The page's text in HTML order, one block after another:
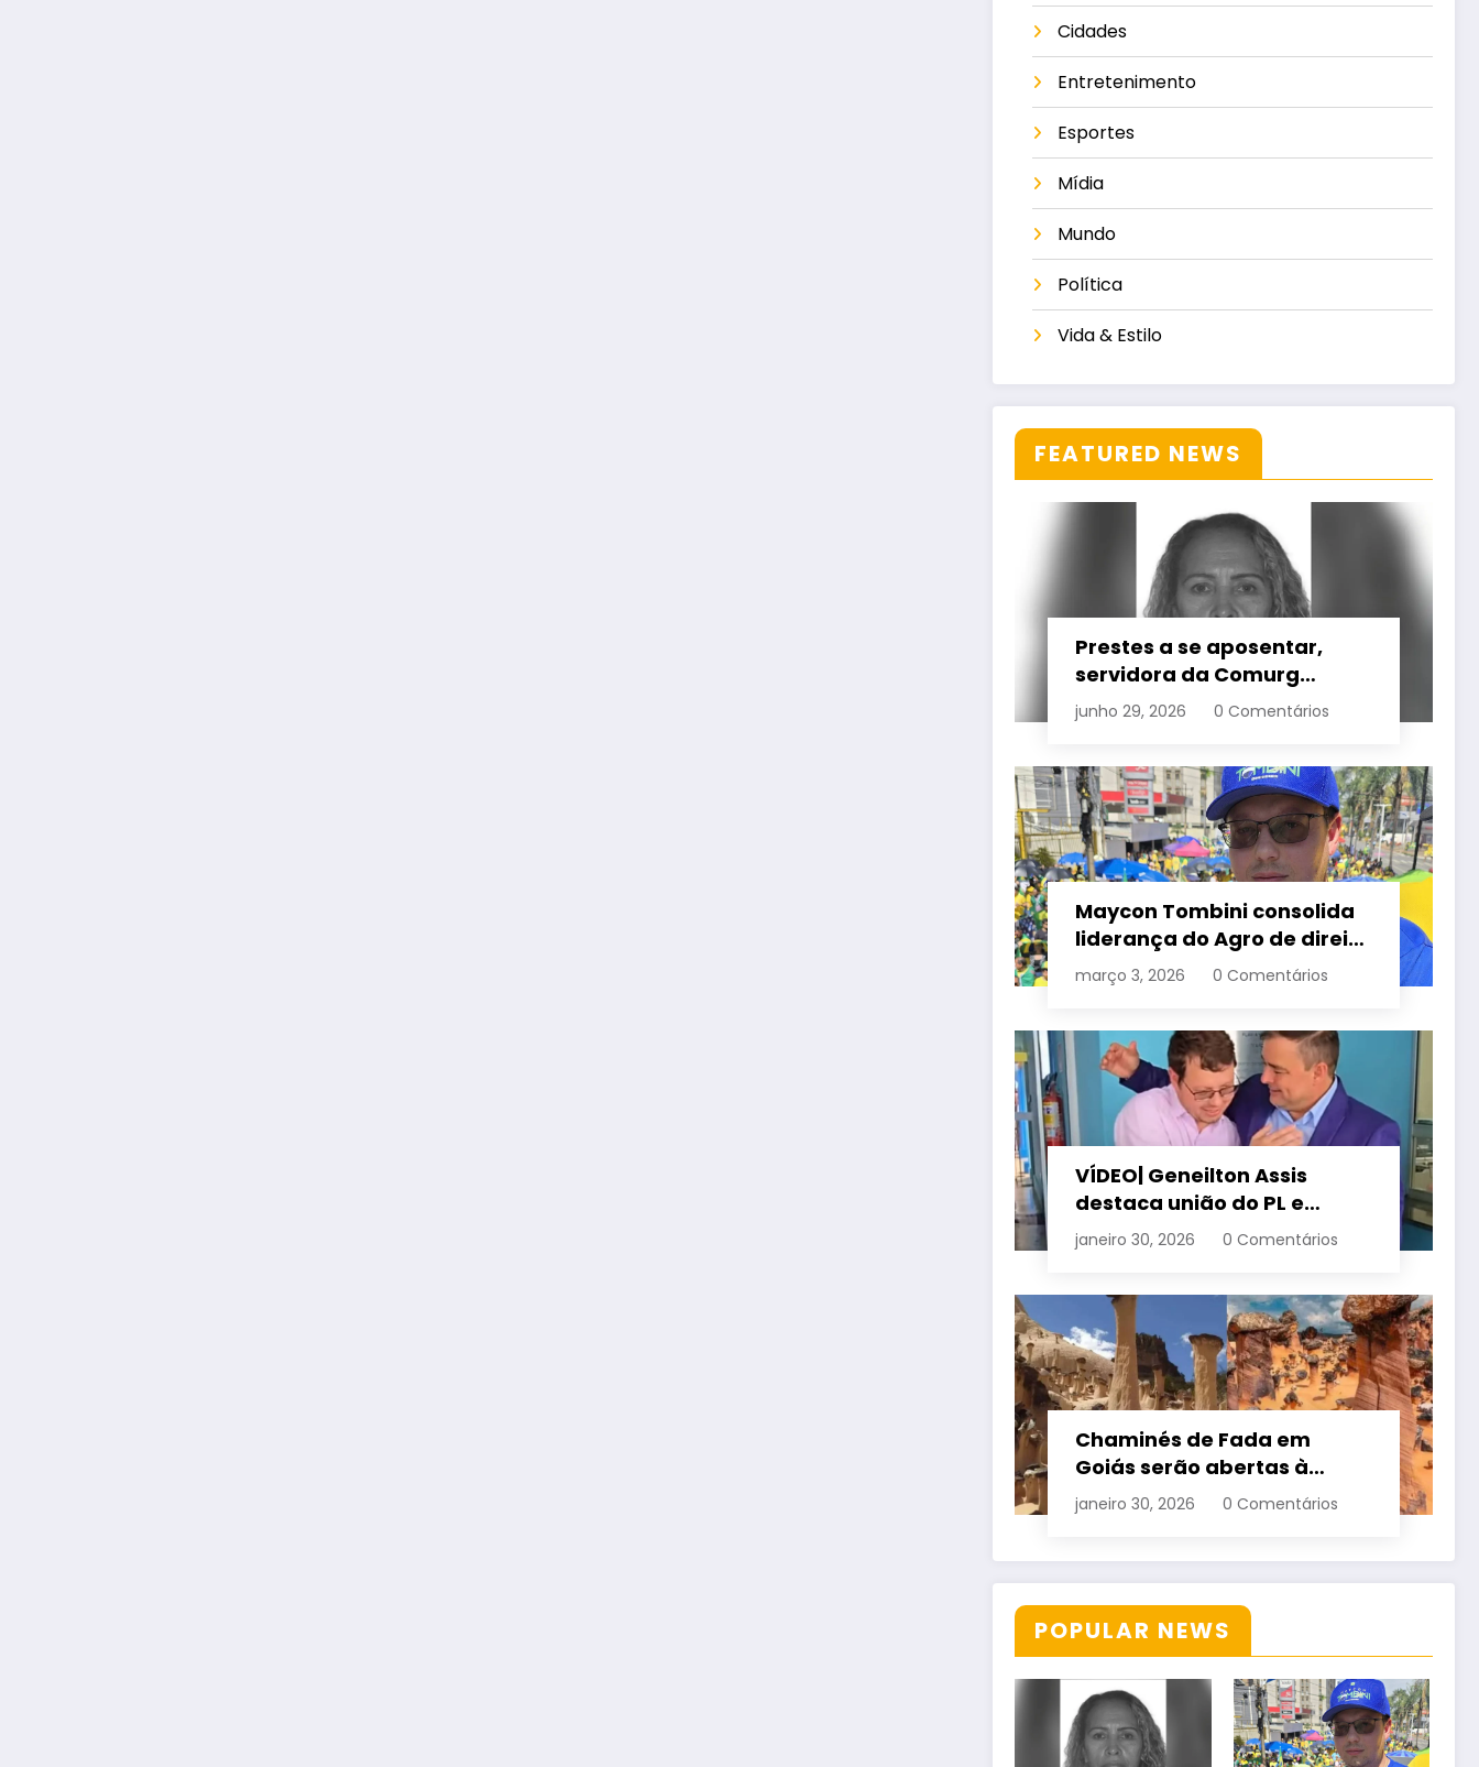
Cidades
Entretenimento
Esportes
Mídia
Mundo
Política
Vida & Estilo
FEATURED NEWS
Prestes a se aposentar,
servidora da Comurg
atropelada por bêbado
entra em protocolo de
junho 29, 2026 0 Comentários
Maycon Tombini consolida
liderança do Agro de direita
em manifestação “Acorda
Brasil” em Goiânia
março 3, 2026 0 Comentários
VÍDEO| Geneilton Assis
destaca união do PL e
consolidação de apoio a
Maycon Tombini em Jataí
janeiro 30, 2026 0 Comentários
Chaminés de Fada em
Goiás serão abertas à
visitação controlada
janeiro 30, 2026 0 Comentários
POPULAR NEWS